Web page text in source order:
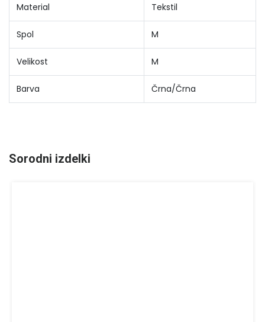
Material Tekstil
Spol M
Velikost M
Barva Črna/Črna
Sorodni izdelki